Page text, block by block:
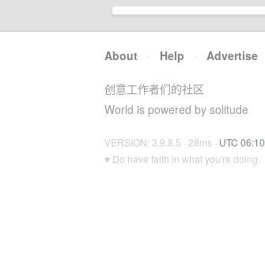
About · Help · Advertise
创意工作者们的社区
World is powered by solitude
VERSION: 3.9.8.5 · 28ms · UTC 06:10
♥ Do have faith in what you're doing.